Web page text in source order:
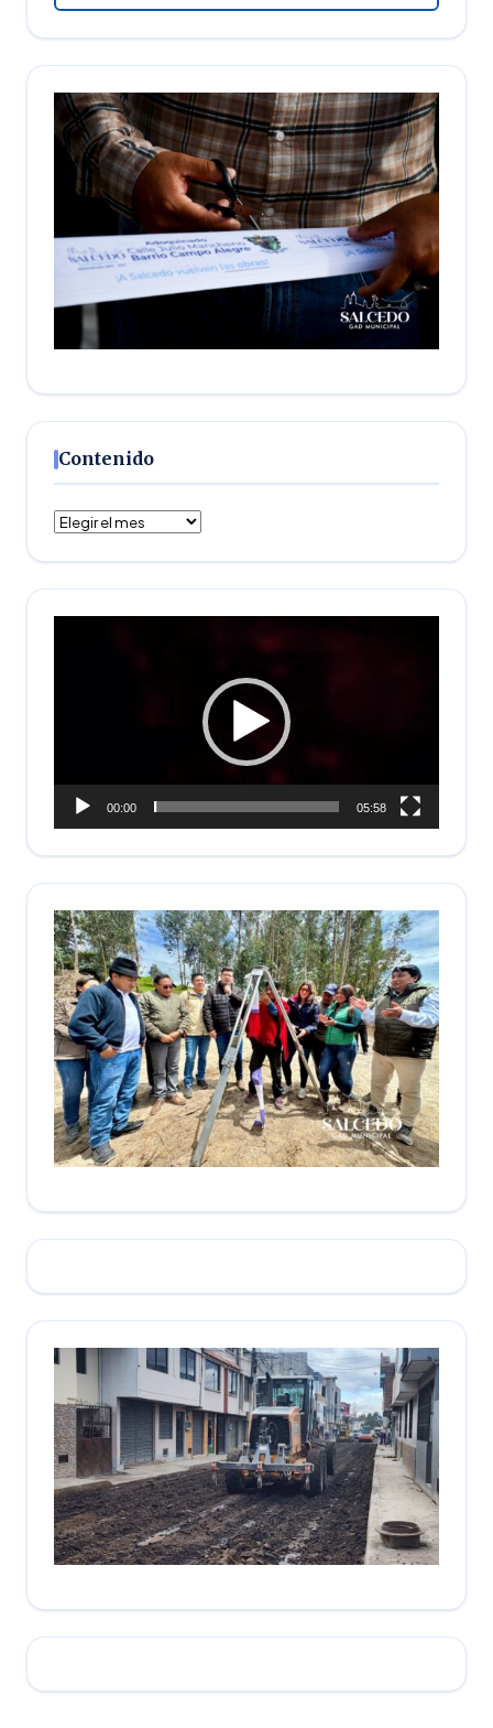
Contenido
Contenido
00:00 05:58